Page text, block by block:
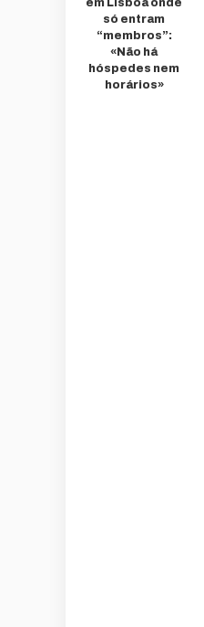
em Lisboa onde
só entram
“membros”:
«Não há
hóspedes nem
horários»